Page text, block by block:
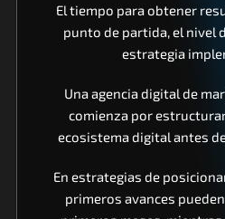
El tiempo para obtener
punto de partida, el nivel
estrategia
Una agencia digital de
comienza por
ecosistema digital antes
En estrategias de
primeros avances